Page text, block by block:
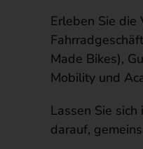
Erleben Sie
Made Bikes),
Mobility und
Lassen Sie
darauf,